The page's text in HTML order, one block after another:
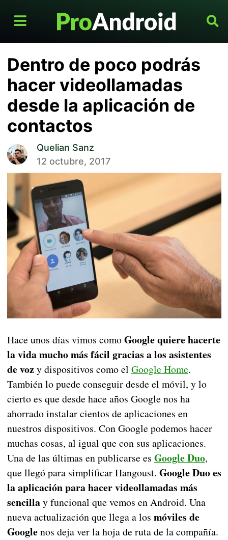
Dentro de poco podrás
hacer videollamadas
desde la aplicación de
contactos
Quelian Sanz
12 octubre, 2017
Hace unos días vimos comoGoogle quiere hacerte
la vida mucho más fácil gracias a los asistentes
de vozy dispositivos como el Google Home.
También lo puede conseguir desde el móvil, y lo
cierto es que desde hace años Google nos ha
ahorrado instalar cientos de aplicaciones en
nuestros dispositivos. Con Google podemos hacer
muchas cosas, al igual que con sus aplicaciones.
Una de las últimas en publicarse es Google Duo,
que llegó para simplificar Hangoust. Google Duo es
la aplicación para hacer videollamadas más
sencillay funcional que vemos en Android. Una
nueva actualización que llega a los móviles de
Googlenos deja ver la hoja de ruta de la compañía.